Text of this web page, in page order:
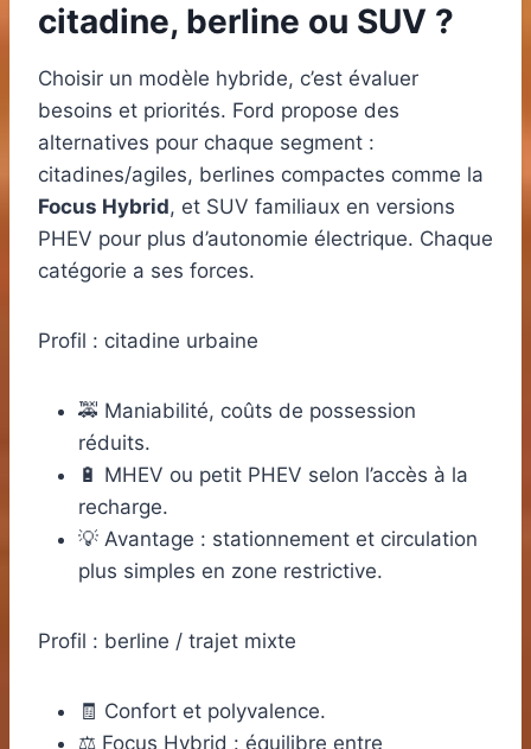
citadine, berline ou SUV ?
Choisir un modèle hybride, c’est évaluer
besoins et priorités. Ford propose des
alternatives pour chaque segment :
citadines/agiles, berlines compactes comme la
Focus Hybrid, et SUV familiaux en versions
PHEV pour plus d’autonomie électrique. Chaque
catégorie a ses forces.
Profil : citadine urbaine
🚕 Maniabilité, coûts de possession
réduits.
🔋 MHEV ou petit PHEV selon l’accès à la
recharge.
💡 Avantage : stationnement et circulation
plus simples en zone restrictive.
Profil : berline / trajet mixte
🧾 Confort et polyvalence.
⚖️ Focus Hybrid : équilibre entre